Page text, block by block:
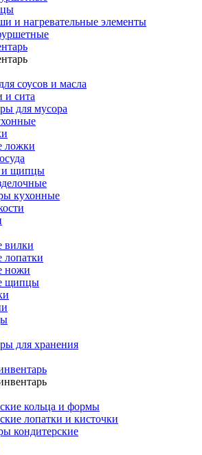
и нагревательные элементы
соусов и масла
и сита
для мусора
ложки
и щипцы
кухонные
вилки
лопатки
ножи
щипцы
для хранения
кольца и формы
лопатки и кисточки
кондитерские